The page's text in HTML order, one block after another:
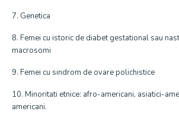
7. Genetica
8. Femei cu istoric de diabet gestational sau
macrosomi
9. Femei cu sindrom de ovare polichistice
10. Minoritati etnice: afro-americani, asiatici-
americani.